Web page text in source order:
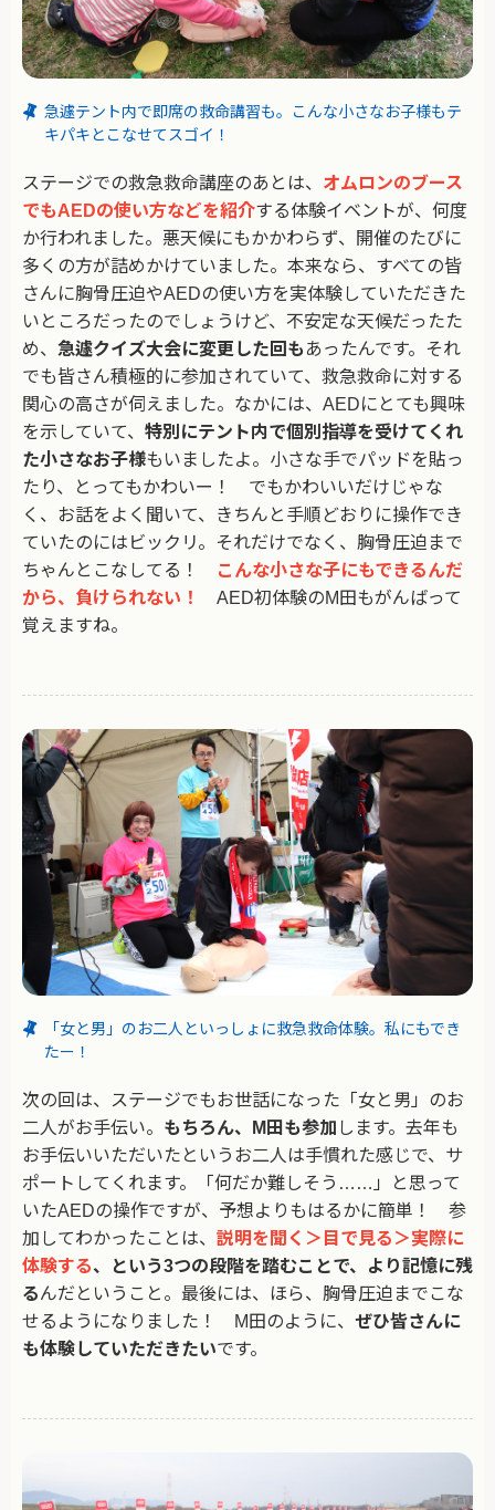
急遽テント内で即席の救命講習も。こんな小さなお子様もテ
キパキとこなせてスゴイ！
ステージでの救急救命講座のあとは、 オムロンのブース
でもAEDの使い方などを紹介する体験イベントが、何度
か行われました。悪天候にもかかわらず、開催のたびに
多くの方が詰めかけていました。本来なら、すべての皆
さんに胸骨圧迫やAEDの使い方を実体験していただきた
いところだったのでしょうけど、不安定な天候だったた
め、 急遽クイズ大会に変更した回も あったんです。それ
でも皆さん積極的に参加されていて、救急救命に対する
関心の高さが伺えました。なかには、AEDにとても興味
を示していて、 特別にテント内で個別指導を受けてくれ
た小さなお子様もいましたよ。小さな手でパッドを貼っ
たり、とってもかわいー！ でもかわいいだけじゃな
く、お話をよく聞いて、きちんと手順どおりに操作でき
ていたのにはビックリ。それだけでなく、胸骨圧迫まで
ちゃんとこなしてる！
こんな小さな子にもできるんだ
から、負けられない！
AED初体験のM田もがんばって
覚えますね。
「女と男」のお二人といっしょに救急救命体験。私にもでき
たー！
次の回は、ステージでもお世話になった「女と男」のお
二人がお手伝い。 もちろん、M田も参加 します。去年も
お手伝いいただいたというお二人は手慣れた感じで、サ
ポートしてくれます。「何だか難しそう……」と思って
いたAEDの操作ですが、予想よりもはるかに簡単！ 参
加してわかったことは、 説明を聞く＞目で見る＞実際に
体験する、という3つの段階を踏むことで、より記憶に残
るんだということ。最後には、ほら、胸骨圧迫までこな
せるようになりました！ M田のように、 ぜひ皆さんに
も体験していただきたいです。